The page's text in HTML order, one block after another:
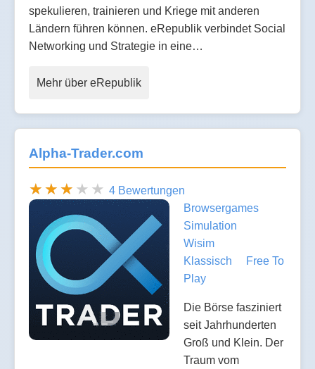
spekulieren, trainieren und Kriege mit anderen
Ländern führen können. eRepublik verbindet Social
Networking und Strategie in eine…
Mehr über eRepublik
Alpha-Trader.com
4 Bewertungen
Browsergames
Simulation
Wisim
Klassisch
Free To
Play
Die Börse fasziniert
seit Jahrhunderten
Groß und Klein. Der
Traum vom